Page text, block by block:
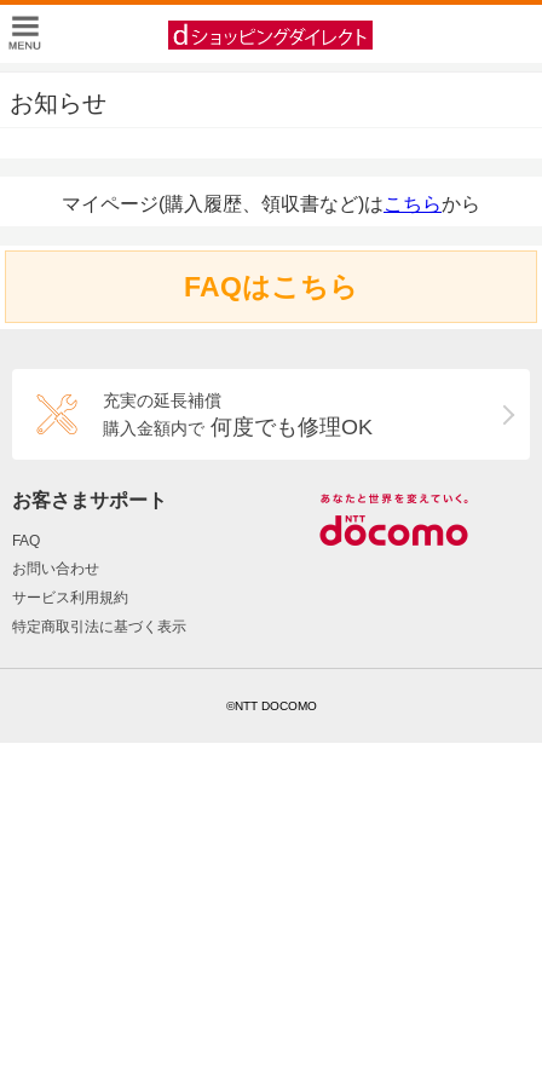
お知らせ
マイページ(購入履歴、領収書など)はこちらから
FAQはこちら
充実の延長補償
購入金額内で 何度でも修理OK
お客さまサポート
FAQ
お問い合わせ
サービス利用規約
特定商取引法に基づく表示
©NTT DOCOMO